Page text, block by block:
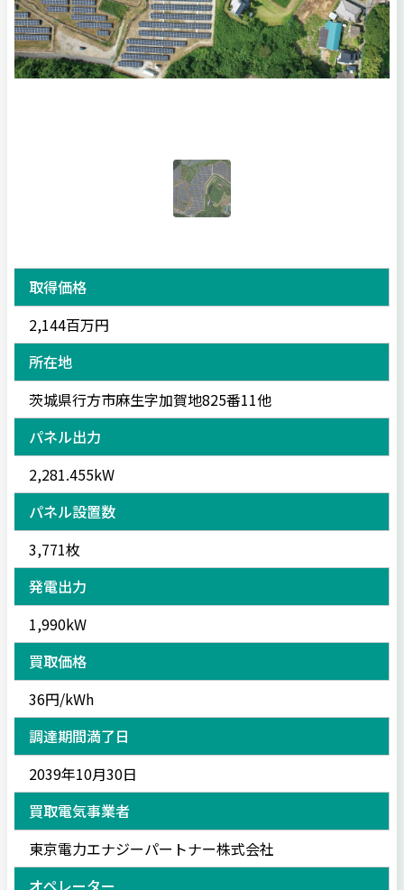
取得価格
2,144百万円
所在地
茨城県行方市麻生字加賀地825番11他
パネル出力
2,281.455kW
パネル設置数
3,771枚
発電出力
1,990kW
買取価格
36円/kWh
調達期間満了日
2039年10月30日
買取電気事業者
東京電力エナジーパートナー株式会社
オペレーター